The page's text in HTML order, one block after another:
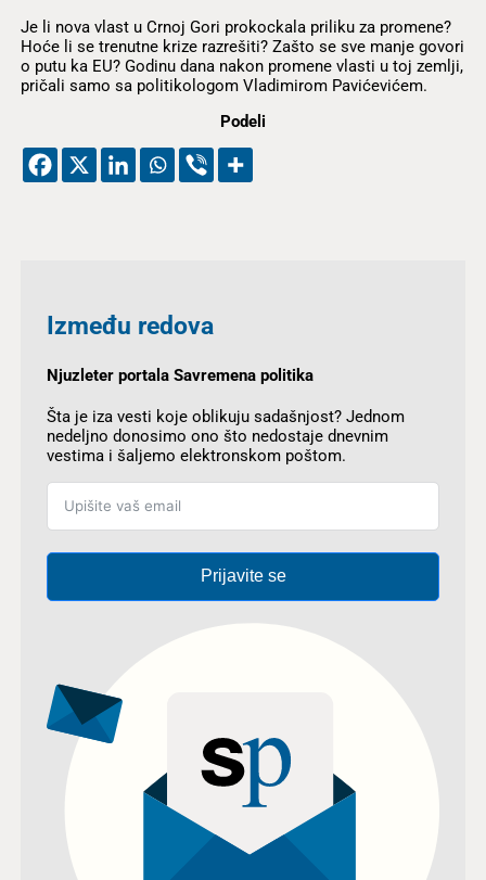
Je li nova vlast u Crnoj Gori prokockala priliku za promene?
Hoće li se trenutne krize razrešiti? Zašto se sve manje govori
o putu ka EU? Godinu dana nakon promene vlasti u toj zemlji,
pričali samo sa politikologom Vladimirom Pavićevićem.
Podeli
Između redova
Njuzleter portala Savremena politika
Šta je iza vesti koje oblikuju sadašnjost? Jednom
nedeljno donosimo ono što nedostaje dnevnim
vestima i šaljemo elektronskom poštom.
Prijavite se